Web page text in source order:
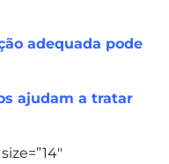
adequada pode
ajudam a tratar